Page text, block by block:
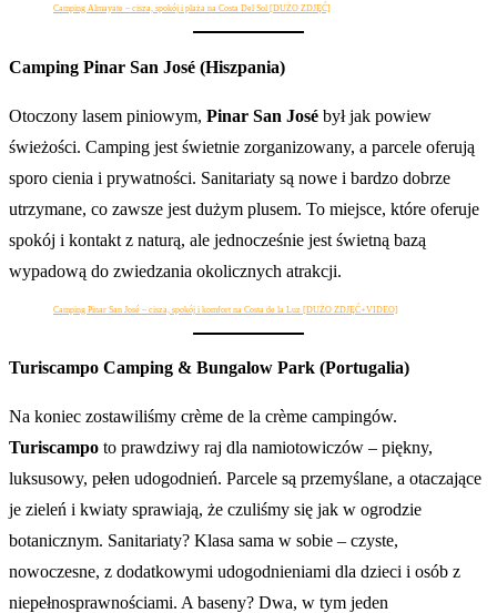
Camping Almayate – cisza, spokój i plaża na Costa Del Sol [DUŻO ZDJĘĆ]
Camping Pinar San José (Hiszpania)
Otoczony lasem piniowym, Pinar San José był jak powiew
świeżości. Camping jest świetnie zorganizowany, a parcele oferują
sporo cienia i prywatności. Sanitariaty są nowe i bardzo dobrze
utrzymane, co zawsze jest dużym plusem. To miejsce, które oferuje
spokój i kontakt z naturą, ale jednocześnie jest świetną bazą
wypadową do zwiedzania okolicznych atrakcji.
Camping Pinar San José – cisza, spokój i komfort na Costa de la Luz [DUŻO ZDJĘĆ+VIDEO]
Turiscampo Camping & Bungalow Park (Portugalia)
Na koniec zostawiliśmy crème de la crème campingów.
Turiscampo to prawdziwy raj dla namiotowiczów – piękny,
luksusowy, pełen udogodnień. Parcele są przemyślane, a otaczające
je zieleń i kwiaty sprawiają, że czuliśmy się jak w ogrodzie
botanicznym. Sanitariaty? Klasa sama w sobie – czyste,
nowoczesne, z dodatkowymi udogodnieniami dla dzieci i osób z
niepełnosprawnościami. A baseny? Dwa, w tym jeden